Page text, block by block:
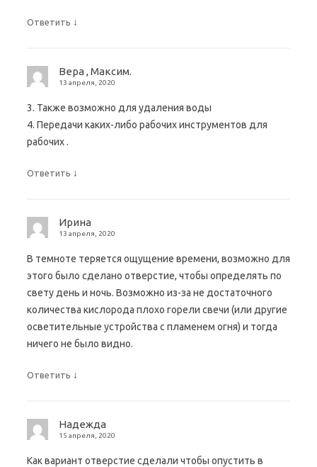
Ответить ↓
Вера , Максим.
13 апреля, 2020
3. Также возможно для удаления воды
4. Передачи каких-либо рабочих инструментов для
рабочих .
Ответить ↓
Ирина
13 апреля, 2020
В темноте теряется ощущение времени, возможно для
этого было сделано отверстие, чтобы определять по
свету день и ночь. Возможно из-за не достаточного
количества кислорода плохо горели свечи (или другие
осветительные устройства с пламенем огня) и тогда
ничего не было видно.
Ответить ↓
Надежда
15 апреля, 2020
Как вариант отверстие сделали чтобы опустить в